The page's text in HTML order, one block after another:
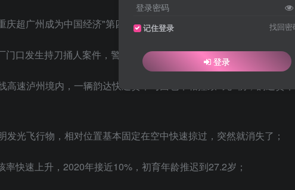
超广州成为中国经济"第四城"，武汉超杭州，西安位次提升至第22
口发生持刀捅人案件，警方通报：男子因积怨持刀伤人，致3人死亡
高速泸州境内，一辆韵达快递货车与面包车相撞致6死1伤，韵达货
发光飞行物，相对位置基本固定在空中快速掠过，突然就消失了；
快速上升，2020年接近10%，初育年龄推迟到27.2岁；
登录密码
记住登录 找回密
登录